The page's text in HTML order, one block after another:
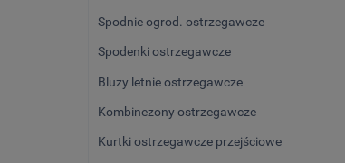
Spodnie ogrod. ostrzegawcze
Spodenki ostrzegawcze
Bluzy letnie ostrzegawcze
Kombinezony ostrzegawcze
Kurtki ostrzegawcze przejściowe